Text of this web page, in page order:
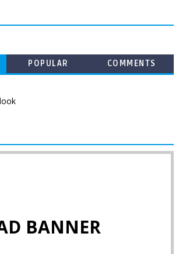
POPULAR COMMENTS
BANNER